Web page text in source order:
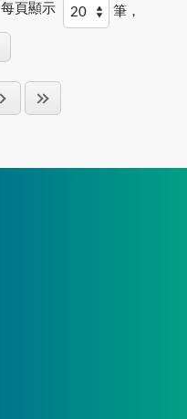
每頁顯示 筆，